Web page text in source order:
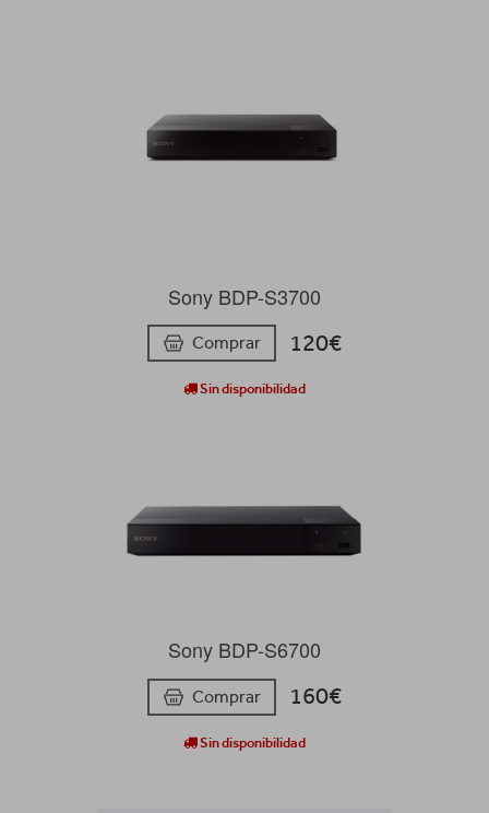
Sony BDP-S3700
Comprar 120€
Sin disponibilidad
Sony BDP-S6700
Comprar 160€
Sin disponibilidad